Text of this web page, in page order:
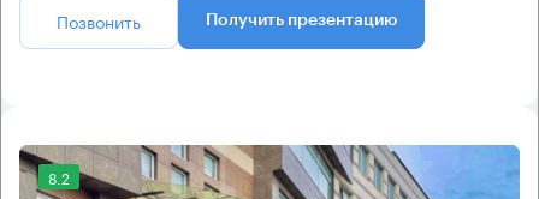
Позвонить Получить презентацию
8.2